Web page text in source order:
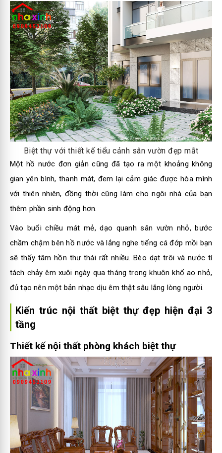
Biệt thự với thiết kế tiểu cảnh sân vườn đẹp mắt
Một hồ nước đơn giản cũng đã tạo ra một khoảng không
gian yên bình, thanh mát, đem lại cảm giác được hòa mình
với thiên nhiên, đồng thời cũng làm cho ngôi nhà của bạn
thêm phần sinh động hơn.
Vào buổi chiều mát mẻ, dạo quanh sân vườn nhỏ, bước
chầm chậm bên hồ nước và lắng nghe tiếng cá đớp mồi bạn
sẽ thấy tâm hồn thư thái rất nhiều. Bèo dạt trôi và nước tí
tách chảy êm xuôi ngày qua tháng trong khuôn khổ ao nhỏ,
đủ tạo nên một bản nhạc dịu êm thật sâu lắng lòng người.
Kiến trúc nội thất biệt thự đẹp hiện đại 3
tầng
Thiết kế nội thất phòng khách biệt thự